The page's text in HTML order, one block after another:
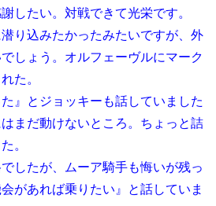
したい。対戦できて光栄です。
り込みたかったみたいですが、外
しょう。オルフェーヴルにマーク
た。
』とジョッキーも話していました
まだ動けないところ。ちょっと詰
。
したが、ムーア騎手も悔いが残っ
があれば乗りたい』と話していま